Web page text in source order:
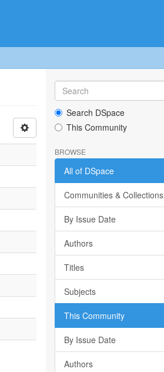
Search DSpace
This Community
BROWSE
All of DSpace
Communities & Collections
By Issue Date
Authors
Titles
Subjects
This Community
By Issue Date
Authors